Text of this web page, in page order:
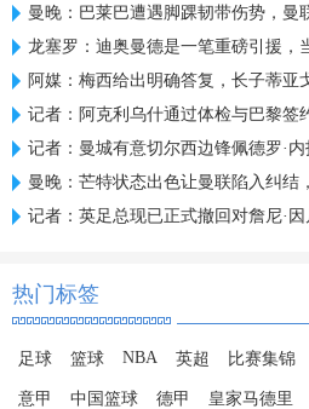
曼晚：巴莱巴遭遇脚踝韧带伤势，曼
龙塞罗：迪奥曼德是一笔重磅引援，当
阿媒：梅西给出明确答复，长子蒂亚
记者：阿克利乌什通过体检与巴黎签
记者：曼城有意切尔西边锋佩德罗·内
曼晚：芒特状态出色让曼联陷入纠结，
记者：英足总现已正式撤回对詹尼·
热门标签
足球 篮球 NBA 英超 比赛集锦
意甲 中国篮球 德甲 皇家马德里